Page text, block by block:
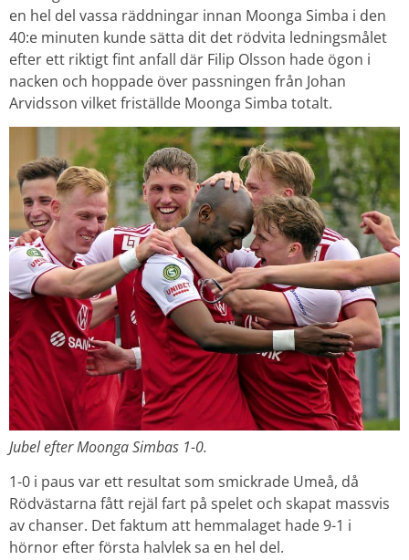
en hel del vassa räddningar innan Moonga Simba i den
40:e minuten kunde sätta dit det rödvita ledningsmålet
efter ett riktigt fint anfall där Filip Olsson hade ögon i
nacken och hoppade över passningen från Johan
Arvidsson vilket friställde Moonga Simba totalt.
Jubel efter Moonga Simbas 1-0.
1-0 i paus var ett resultat som smickrade Umeå, då
Rödvästarna fått rejäl fart på spelet och skapat massvis
av chanser. Det faktum att hemmalaget hade 9-1 i
hörnor efter första halvlek sa en hel del.